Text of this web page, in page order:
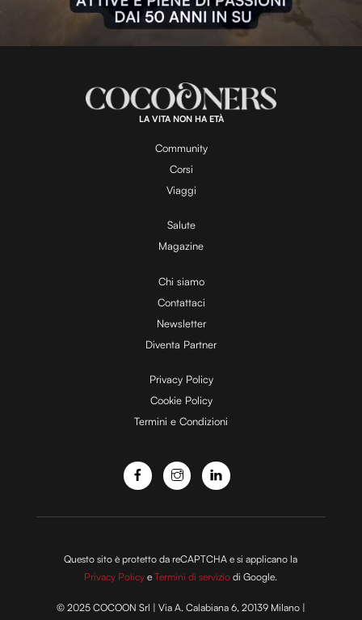
l
a
y
V
i
d
e
o
n
8
.
4
6
LA VITA NON HA ETÀ
Community
Corsi
Viaggi
Salute
Magazine
Chi siamo
Contattaci
Newsletter
Diventa Partner
Privacy Policy
Cookie Policy
Termini e Condizioni
Questo sito è protetto da reCAPTCHA e si applicano la
Privacy Policy eTermini di servizio di Google.
© 2025 COCOON Srl | Via A. Calabiana 6, 20139 Milano |